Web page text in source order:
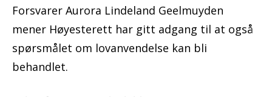
Forsvarer Aurora Lindeland Geelmuyden
mener Høyesterett har gitt adgang til at også
spørsmålet om lovanvendelse kan bli
behandlet.